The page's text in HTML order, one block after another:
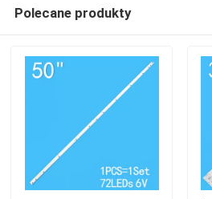
Polecane produkty